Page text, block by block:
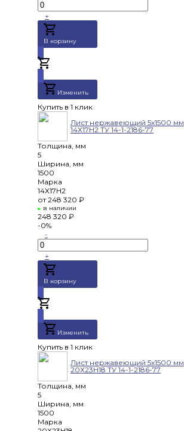
+
В корзину
Изменить
Купить в 1 клик
Лист нержавеющий 5х1500 мм
14Х17Н2 ТУ 14-1-2186-77
Толщина, мм
5
Ширина, мм
1500
Марка
14Х17Н2
от 248 320 ₽
в наличии
248 320 ₽
-0%
-
+
В корзину
Изменить
Купить в 1 клик
Лист нержавеющий 5х1500 мм
20Х23Н18 ТУ 14-1-2186-77
Толщина, мм
5
Ширина, мм
1500
Марка